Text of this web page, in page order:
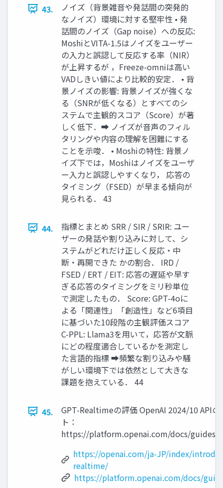
43.
ノイズ（背景雑音や発話間の突発的
なノイズ）環境に対する堅牢性 • 発
話間のノイズ（Gap noise）への反応:
MoshiとVITA-1.5はノイズをユーザー
の入力と誤認して反応する率（NIR）
が上昇するが ，Freeze-omniは高い
VADしきい値により比較的安定． • 背
景ノイズの影響: 背景ノイズが強くな
る（SNRが低くなる）とすべてのシ
ステムで主観的スコア（Score）が著
しく低下．➡ ノイズが音声のフィル
タリングや内容の理解を困難にする
ことを示唆． • Moshiの特性: 背景ノ
イズ下では，Moshiはノイズをユーザ
ー入力と誤認しやすくなり， 応答の
タイミング（FSED）が早まる傾向が
見られる． 43
44.
指標とまとめ SRR / SIR / SRIR: ユー
ザーの発話や割り込みに対して、シ
ステムがどれだけ正しく反応・中
断・再開できた かの割合． IRD /
FSED / ERT / EIT: 応答の遅延や早す
ぎる応答のタイミングをミリ秒単位
で測定したもの． Score: GPT-4oに
よる「関連性」「創造性」など6項目
に基づいた10段階の主観評価スコア
C-PPL: Llama3を用いて，応答が文脈
にどの程度適合しているかを測定し
た言語的指標 ➡頻繁な割り込みや騒
がしい環境下では依然として大きな
課題を抱えている． 44
45.
GPT-Realtimeの評価 OpenAI 2024/10 APIの
ト：
https://platform.openai.com/docs/guides/
https://openai.com/ja-JP/index/
realtime/
https://platform.openai.com/docs/